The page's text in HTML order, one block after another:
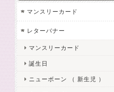
マンスリーカード
レターバナー
マンスリーカード
誕生日
ニューボーン （ 新生児 ）